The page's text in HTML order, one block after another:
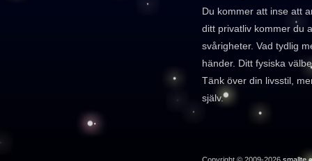
Du kommer att inse att
ditt privatliv kommer du
svårigheter. Vad tydlig
händer. Ditt fysiska
Tänk över din livsstil,
själv.